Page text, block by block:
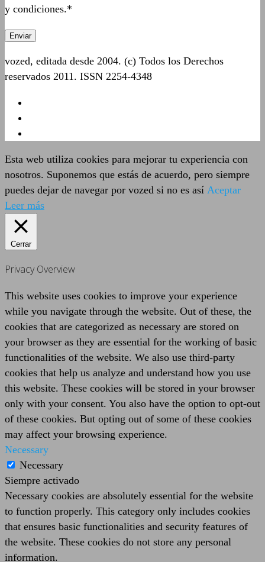
y condiciones.*
vozed, editada desde 2004. (c) Todos los Derechos
reservados 2011. ISSN 2254-4348
Esta web utiliza cookies para mejorar tu experiencia con
nosotros. Suponemos que estás de acuerdo, pero siempre
puedes dejar de navegar por vozed si no es así Aceptar
Leer más
Cerrar
Privacy Overview
This website uses cookies to improve your experience
while you navigate through the website. Out of these, the
cookies that are categorized as necessary are stored on
your browser as they are essential for the working of basic
functionalities of the website. We also use third-party
cookies that help us analyze and understand how you use
this website. These cookies will be stored in your browser
only with your consent. You also have the option to opt-out
of these cookies. But opting out of some of these cookies
may affect your browsing experience.
Necessary
Necessary
Siempre activado
Necessary cookies are absolutely essential for the website
to function properly. This category only includes cookies
that ensures basic functionalities and security features of
the website. These cookies do not store any personal
information.